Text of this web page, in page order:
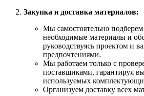
Закупка и доставка материалов:
Мы самостоятельно
необходимые материалы и
руководствуясь проектом и
предпочтениями.
Мы работаем только с
поставщиками, гарантируя
используемых
Организуем доставку всех